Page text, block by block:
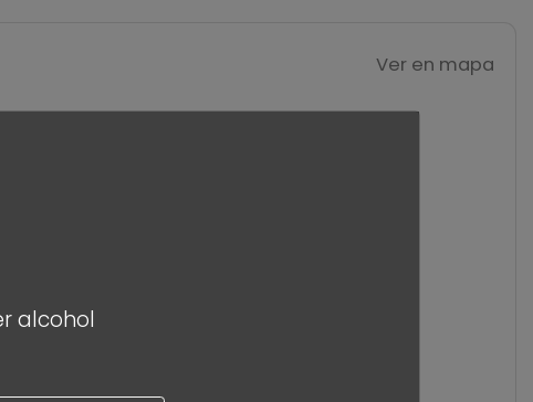
alcohol
Ver en mapa